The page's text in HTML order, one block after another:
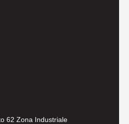
62 Zona Industriale